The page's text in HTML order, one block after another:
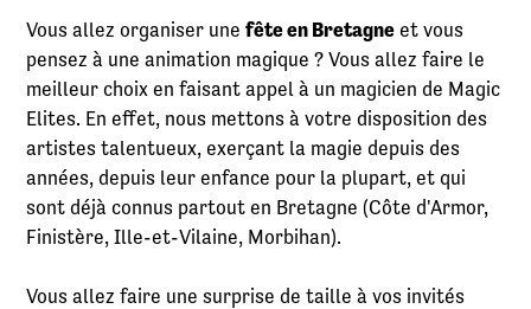
Vous allez organiser unefête en Bretagne et vous
pensez à une animation magique ? Vous allez faire le
meilleur choix en faisant appel à un magicien de Magic
Elites. En effet, nous mettons à votre disposition des
artistes talentueux, exerçant la magie depuis des
années, depuis leur enfance pour la plupart, et qui
sont déjà connus partout en Bretagne (Côte d'Armor,
Finistère, Ille-et-Vilaine, Morbihan).
Vous allez faire une surprise de taille à vos invités